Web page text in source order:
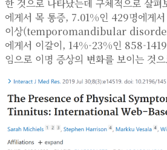
한 것으로 나타났는데 구체적으로 살
에게서 목 통증, 7.01%인 429명에게
이상(temporomandibular
에게서 이갈이, 14%-23%인 858-
임으로 이명 증상의 변화를 보이는 것